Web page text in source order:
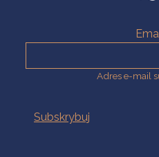
Adres e-mail